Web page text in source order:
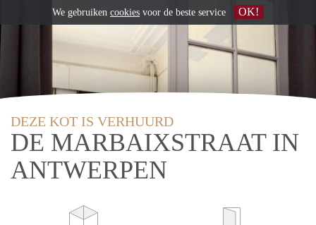
DEZE KOT IS VERHUURD
DE MARBAIXSTRAAT IN
ANTWERPEN
We gebruiken cookies voor de beste service OK!